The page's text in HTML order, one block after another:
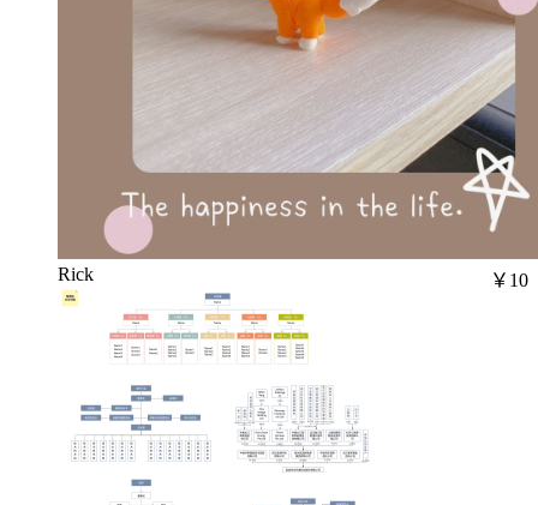
Rick ￥10